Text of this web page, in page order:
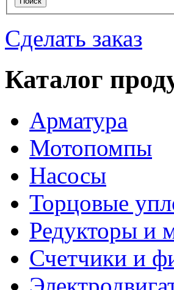
Сделать заказ
Каталог
Арматура
Мотопомпы
Насосы
Торцовые
Редукторы и
Счетчики и